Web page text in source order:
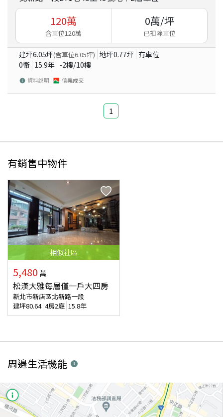
120萬
含車位120萬
0萬/坪
已扣除車位
建坪6.05坪(含車位6.05坪) 地坪0.77坪 有車位
0衛 15.9年 -2樓/10樓
資料說明 信義成交
1
有銷售中物件
相似社區
5,480 萬
松漢大雅每層僅一戶大四房
新北市新店區北新路一段
建坪80.64 4房2廳 15.8年
周邊生活機能